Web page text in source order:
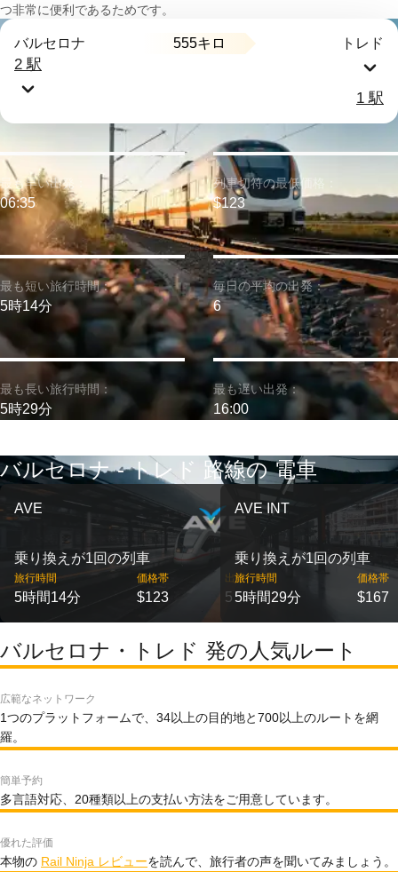
つ非常に便利であるためです。
バルセロナ 555キロ トレド
2 駅
1 駅
最も短い旅行時間：
5時14分
最も早い出発：
06:35
最も長い旅行時間：
5時29分
列車切符の最低価格：
$123
毎日の平均の出発：
6
最も遅い出発：
16:00
バルセロナ - トレド 路線の 電車
AVE
乗り換えが1回の列車
旅行時間
5時間14分
価格帯
$123
出発
5
AVE INT
乗り換えが1回の列車
旅行時間
5時間29分
価格帯
$167
バルセロナ・トレド 発の人気ルート
広範なネットワーク
1つのプラットフォームで、34以上の目的地と700以上のルートを網
羅。
簡単予約
多言語対応、20種類以上の支払い方法をご用意しています。
優れた評価
本物の Rail Ninja レビューを読んで、旅行者の声を聞いてみましょう。